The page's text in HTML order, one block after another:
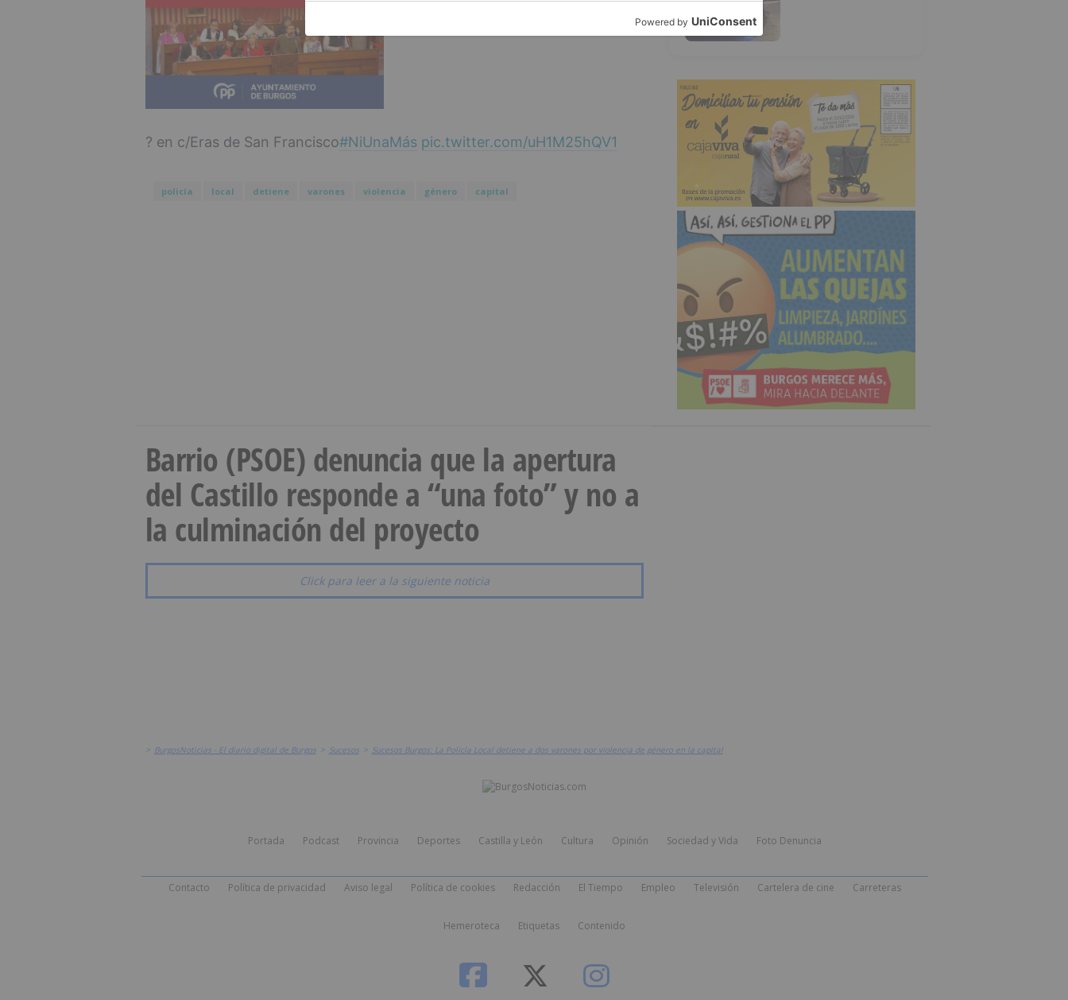
? en c/Eras de San Francisco#NiUnaMás pic.twitter.com/uH1M25hQV1
policía local detiene varones violencia género capital
Barrio (PSOE) denuncia que la apertura
del Castillo responde a “una foto” y no a
la culminación del proyecto
Click para leer a la siguiente noticia
> BurgosNoticias - El diario digital de Burgos > Sucesos > Sucesos Burgos: La Policía Local detiene a dos varones por violencia de género en la capital
Portada Podcast Provincia Deportes Castilla y León Cultura Opinión Sociedad y Vida Foto Denuncia
Contacto Política de privacidad Aviso legal Política de cookies Redacción El Tiempo Empleo Televisión Cartelera de cine Carreteras
Hemeroteca Etiquetas Contenido